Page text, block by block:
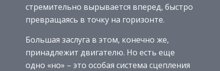
стремительно вырывается вперед, быстро
превращаясь в точку на горизонте.
Большая заслуга в этом, конечно же,
принадлежит двигателю. Но есть еще
одно «но» – это особая система сцепления